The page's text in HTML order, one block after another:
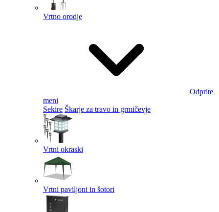
Vrtno orodje
Odprite
meni
Sekire Škarje za travo in grmičevje
Vrtni okraski
Vrtni paviljoni in šotori